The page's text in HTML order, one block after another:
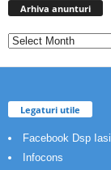
Arhiva anunturi
Legaturi utile
Facebook Dsp Iasi
Infocons